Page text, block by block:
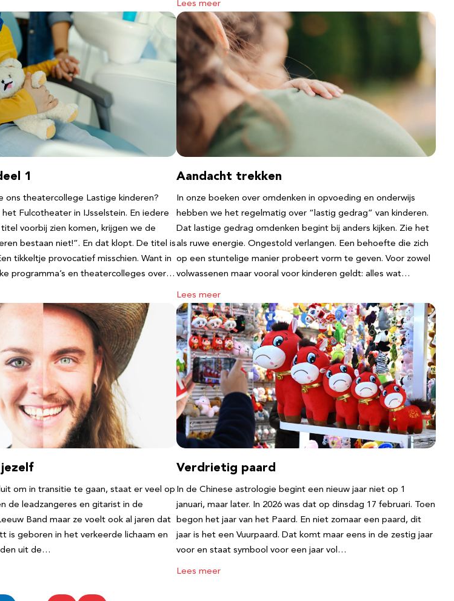
Lees meer
1
ons theatercollege Lastige kinderen?
het Fulcotheater in IJsselstein. En iedere
voorbij zien komen, krijgen we de
bestaan niet!”. En dat klopt. De titel is
tikkeltje provocatief misschien. Want in
programma’s en theatercolleges over…
Aandacht trekken
In onze boeken over omdenken in opvoeding en onderwijs
hebben we het regelmatig over “lastig gedrag” van kinderen.
Dat lastige gedrag omdenken begint bij anders kijken. Zie het
als ruwe energie. Ongestold verlangen. Een behoefte die zich
op een stuntelige manier probeert vorm te geven. Voor zowel
volwassenen maar vooral voor kinderen geldt: alles wat…
Lees meer
om in transitie te gaan, staat er veel op
de leadzangeres en gitarist in de
Band maar ze voelt ook al jaren dat
is geboren in het verkeerde lichaam en
uit de…
Verdrietig paard
In de Chinese astrologie begint een nieuw jaar niet op 1
januari, maar later. In 2026 was dat op dinsdag 17 februari. Toen
begon het jaar van het Paard. En niet zomaar een paard, dit
jaar is het een Vuurpaard. Dat komt maar eens in de zestig jaar
voor en staat symbool voor een jaar vol…
Lees meer